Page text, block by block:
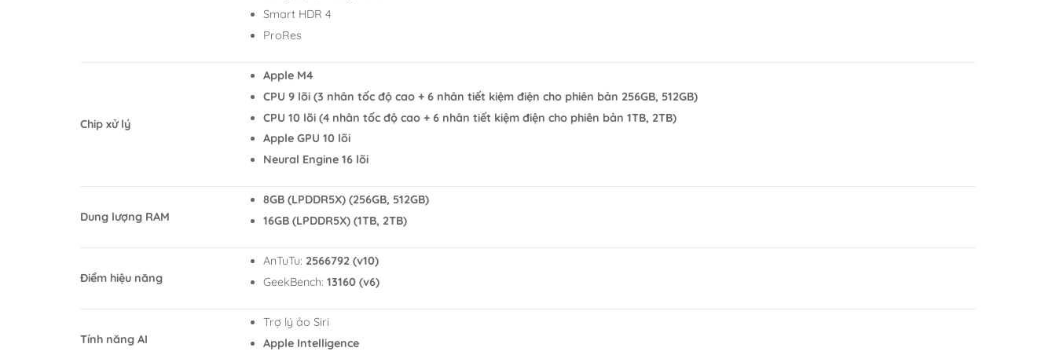
Smart HDR 4
ProRes
Chip xử lý
Apple M4
CPU 9 lõi (3 nhân tốc độ cao + 6 nhân tiết kiệm điện cho phiên bản 256GB, 512GB)
CPU 10 lõi (4 nhân tốc độ cao + 6 nhân tiết kiệm điện cho phiên bản 1TB, 2TB)
Apple GPU 10 lõi
Neural Engine 16 lõi
Dung lượng RAM
8GB (LPDDR5X) (256GB, 512GB)
16GB (LPDDR5X) (1TB, 2TB)
Điểm hiệu năng
AnTuTu: 2566792 (v10)
GeekBench: 13160 (v6)
Tính năng AI
Trợ lý ảo Siri
Apple Intelligence